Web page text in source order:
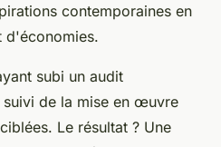
contemporaines en
d'économies.
subi un audit
de la mise en œuvre
Le résultat ? Une